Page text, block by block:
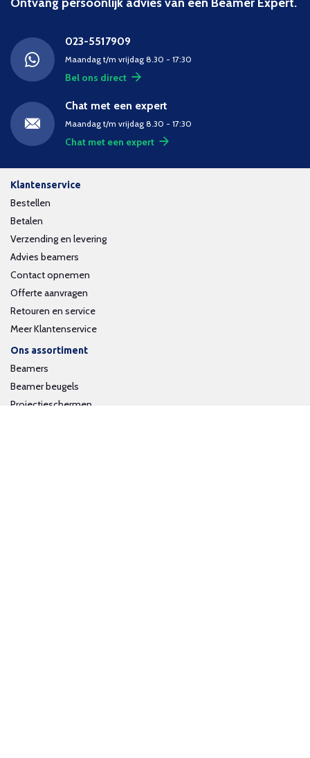
023-5517909
Maandag t/m vrijdag 8.30 - 17:30
Bel ons direct
Chat met een expert
Maandag t/m vrijdag 8.30 - 17:30
Chat met een expert
Klantenservice
Bestellen
Betalen
Verzending en levering
Advies beamers
Contact opnemen
Offerte aanvragen
Retouren en service
Meer Klantenservice
Ons assortiment
Beamers
Beamer beugels
Projectieschermen